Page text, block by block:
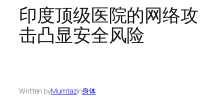
印度顶级医院的网络攻
击凸显安全风险
Written byMumtazin身体